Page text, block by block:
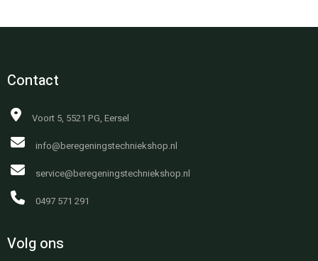
Contact
Voort 5, 5521 PG, Eersel
info@beregeningstechniekshop.nl
service@beregeningstechniekshop.nl
0497 571 291
Volg ons